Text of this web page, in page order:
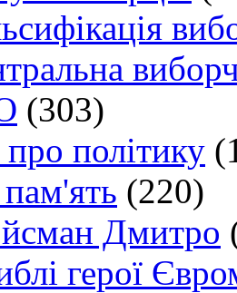
(303)
політику
(220)
Дмитро
герої